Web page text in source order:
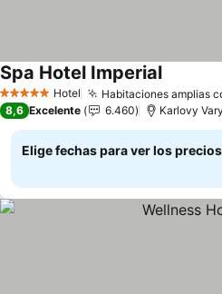
5 Estrellas Hotel Habitaciones amplias
Spa Hotel Imperial
8,6 Excelente 6.460 Karlovy Vary
Elige fechas para ver los